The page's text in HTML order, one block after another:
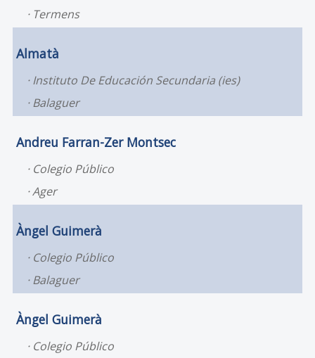
Termens
Almatà
Instituto De Educación Secundaria (ies)
Balaguer
Andreu Farran-Zer Montsec
Colegio Público
Ager
Àngel Guimerà
Colegio Público
Balaguer
Àngel Guimerà
Colegio Público